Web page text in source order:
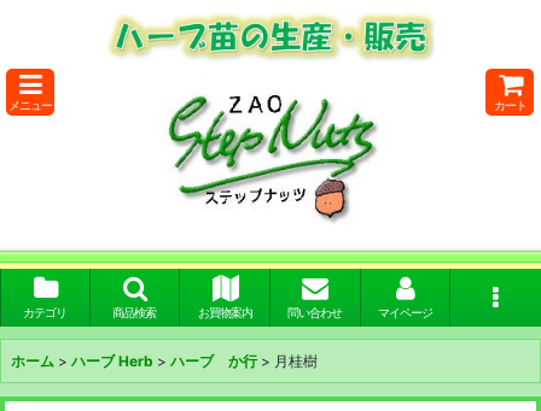
メニュー カート
カテゴリ 商品検索 お買物案内 問い合わせ マイページ
ホーム > ハーブ Herb > ハーブ か行 > 月桂樹